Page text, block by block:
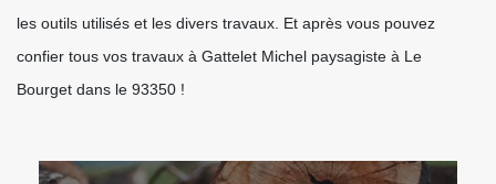
les outils utilisés et les divers travaux. Et après vous pouvez
confier tous vos travaux à Gattelet Michel paysagiste à Le
Bourget dans le 93350 !